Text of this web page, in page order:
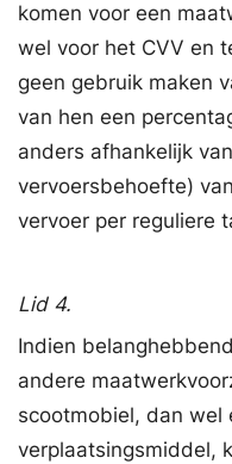
komen voor een
wel voor het CVV en
geen gebruik maken
van hen een
anders afhankelijk
vervoersbehoefte)
vervoer per reguliere
Lid 4.
Indien
andere
scootmobiel, dan wel
verplaatsingsmiddel,